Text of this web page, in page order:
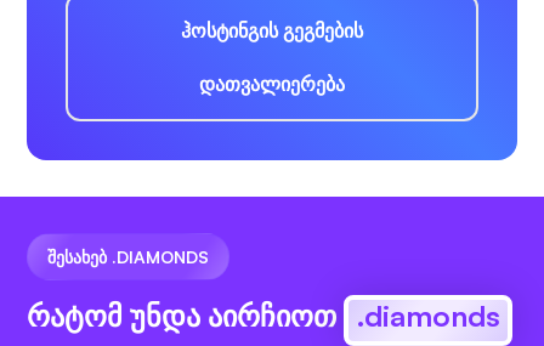
ჰოსტინგის გეგმების
დათვალიერება
ᲨᲔᲡᲐᲮᲔᲑ .DIAMONDS
რატომ უნდა აირჩიოთ .diamonds